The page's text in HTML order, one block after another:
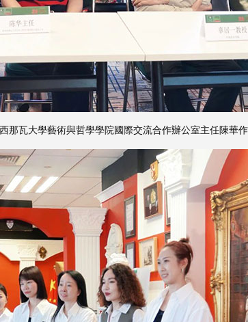
瓦大學藝術與哲學學院國際交流合作辦公室主任陳華